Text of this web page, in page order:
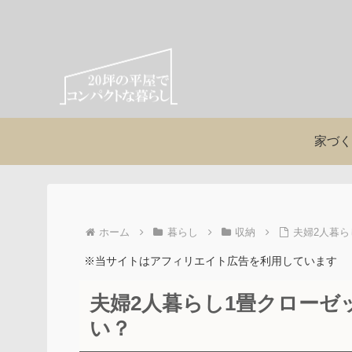
家づ
ホーム 暮らし 収納 夫婦2人暮
※当サイトはアフィリエイト広告を利用しています
夫婦2人暮らし1畳クロー
い？